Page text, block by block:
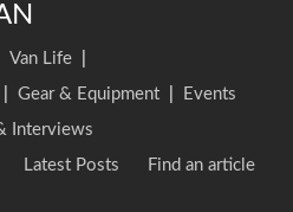
Van Life
Gear & Equipment
Events
Interviews
Latest Posts
Find an article